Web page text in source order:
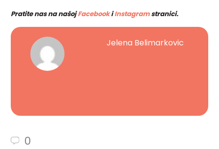
Pratite nas na našojFacebookiInstagramstranici.
Jelena Belimarkovic
0